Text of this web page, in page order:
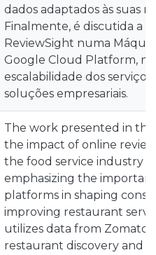
dados adaptados às suas
Finalmente, é discutida a
ReviewSight numa
Google Cloud Platform,
escalabilidade dos
soluções empresariais.
The work presented in
the impact of online
the food service industry
emphasizing the
platforms in shaping
improving restaurant
utilizes data from Zomato,
restaurant discovery and